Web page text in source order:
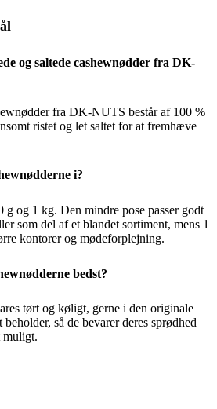
og saltede cashewnødder fra DK-
fra DK-NUTS består af 100 %
ristet og let saltet for at fremhæve
i?
g og 1 kg. Den mindre pose passer godt
som del af et blandet sortiment, mens 1
kontorer og mødeforplejning.
bedst?
tørt og køligt, gerne i den originale
så de bevarer deres sprødhed
muligt.